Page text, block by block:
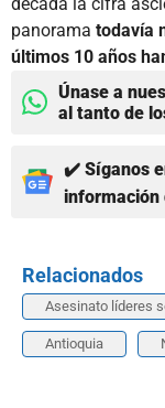
panorama todavía
últimos 10 años
Únase a
al tanto de
✔️ Síganos
información
Relacionados
Asesinato líderes
Antioquia